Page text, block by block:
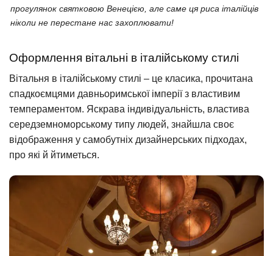
прогулянок святковою Венецією, але саме ця риса італійців
ніколи не перестане нас захоплювати!
Оформлення вітальні в італійському стилі
Вітальня в італійському стилі – це класика, прочитана
спадкоємцями давньоримської імперії з властивим
темпераментом. Яскрава індивідуальність, властива
середземноморському типу людей, знайшла своє
відображення у самобутніх дизайнерських підходах,
про які й йтиметься.